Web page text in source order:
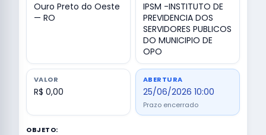
Ouro Preto do Oeste
— RO
IPSM -INSTITUTO DE
PREVIDENCIA DOS
SERVIDORES PUBLICOS
DO MUNICIPIO DE
OPO
VALOR
R$ 0,00
ABERTURA
25/06/2026 10:00
Prazo encerrado
OBJETO: